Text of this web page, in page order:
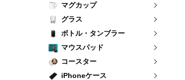
マグカップ
グラス
ボトル・タンブラー
マウスパッド
コースター
iPhoneケース